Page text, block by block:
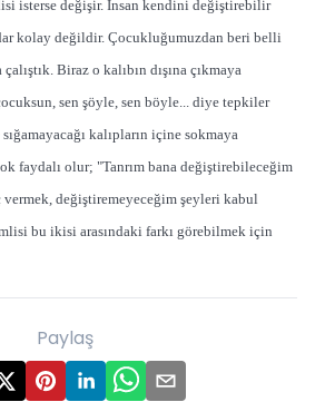
isterse değişir. İnsan kendini değiştirebilir
kolay değildir. Çocukluğumuzdan beri belli
Biraz o kalıbın dışına çıkmaya
sen şöyle, sen böyle... diye tepkiler
kalıpların içine sokmaya
faydalı olur; "Tanrım bana değiştirebileceğim
değiştiremeyeceğim şeyleri kabul
bu ikisi arasındaki farkı görebilmek için
Paylaş